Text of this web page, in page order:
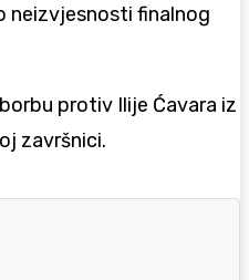
neizvjesnosti finalnog
protiv Ilije Ćavara iz
završnici.